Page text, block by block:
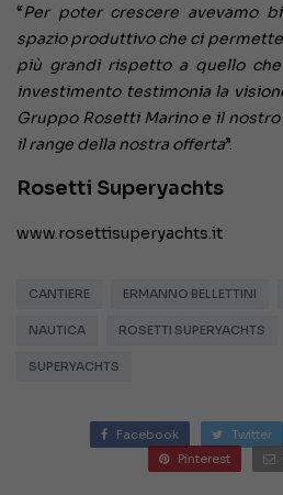
“Per poter crescere avevamo
spazio produttivo che ci
più grandi rispetto a quello
investimento testimonia la
Gruppo Rosetti Marino e il
il range della nostra offerta”.
Rosetti Superyachts
www.rosettisuperyachts.it
CANTIERE ERMANNO BELLETTINI
NAUTICA ROSETTI SUPERYACHTS
SUPERYACHTS
Facebook Twitter
Pinterest